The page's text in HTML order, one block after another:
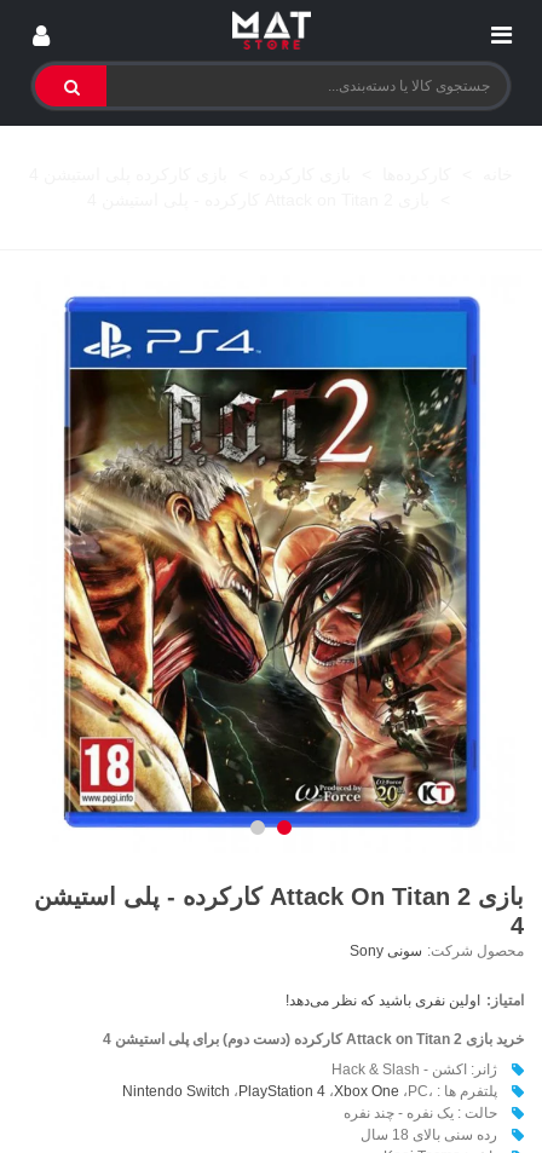
بازی Attack On Titan 2 کارکرده - پلی استیشن
4
محصول شرکت: سونی Sony
امتیاز: اولین نفری باشید که نظر می‌دهد!
خرید بازی Attack on Titan 2 کارکرده (دست دوم) برای پلی استیشن 4
ژانر: اکشن - Hack & Slash
پلتفرم ها : ،
Nintendo Switch ،PlayStation 4،Xbox One ،PC
حالت : یک نفره - چند نفره
رده سنی بالای 18 سال